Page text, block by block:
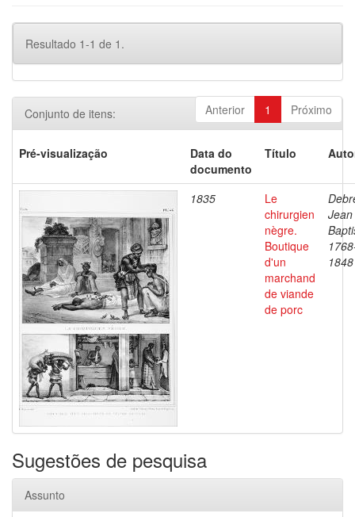
Resultado 1-1 de 1.
Anterior 1 Próximo
Conjunto de itens:
Pré-visualização
Data do
documento
Título
1835
Le
chirurgien
nègre.
Boutique
d'un
marchand
de viande
de porc
Jean
1848
Sugestões de pesquisa
Assunto